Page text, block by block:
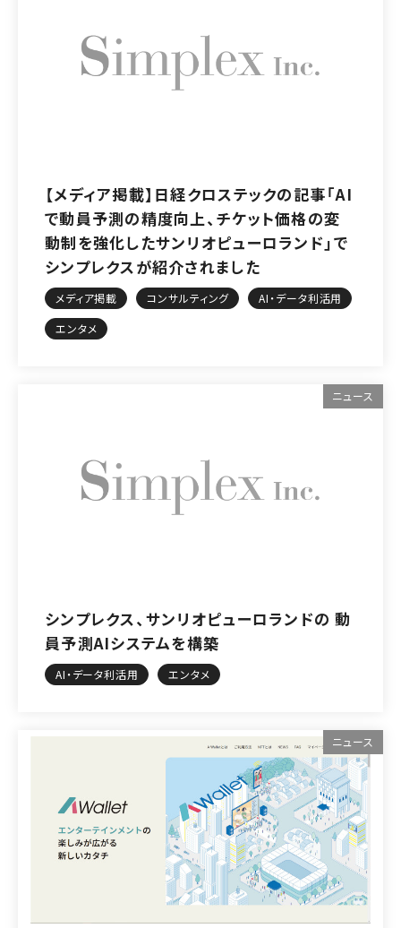
【メディア掲載】日経クロステックの記事「AI
で動員予測の精度向上、チケット価格の変
動制を強化したサンリオピューロランド」で
シンプレクスが紹介されました
メディア掲載 コンサルティング
AI・データ利活用
エンタメ
ニュース
シンプレクス、サンリオピューロランドの 動
員予測AIシステムを構築
AI・データ利活用 エンタメ
ニュース